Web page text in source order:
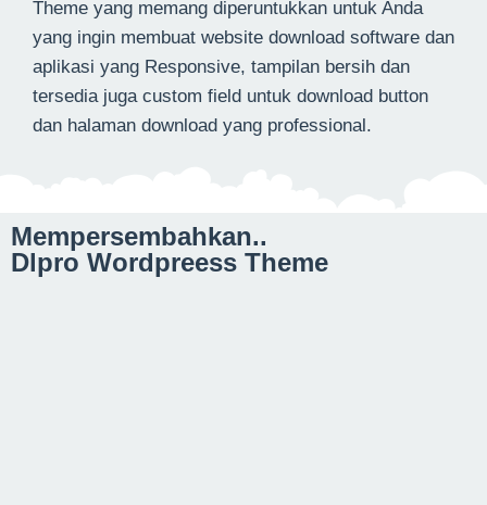
Theme yang memang diperuntukkan untuk Anda
yang ingin membuat website download software dan
aplikasi yang Responsive, tampilan bersih dan
tersedia juga custom field untuk download button
dan halaman download yang professional.
Mempersembahkan..
Dlpro Wordpreess Theme​